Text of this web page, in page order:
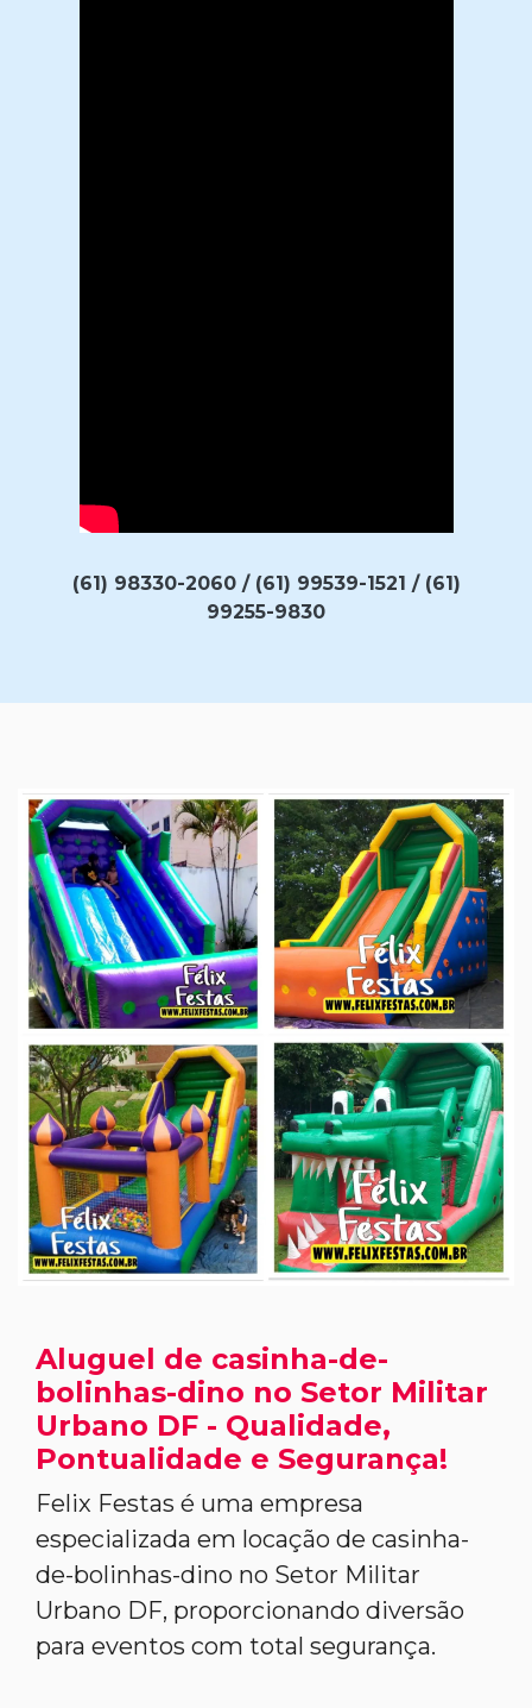
(61) 98330-2060 / (61) 99539-1521 / (61)
99255-9830
Aluguel de casinha-de-
bolinhas-dino no Setor Militar
Urbano DF - Qualidade,
Pontualidade e Segurança!
Felix Festas é uma empresa
especializada em locação de casinha-
de-bolinhas-dino no Setor Militar
Urbano DF, proporcionando diversão
para eventos com total segurança.